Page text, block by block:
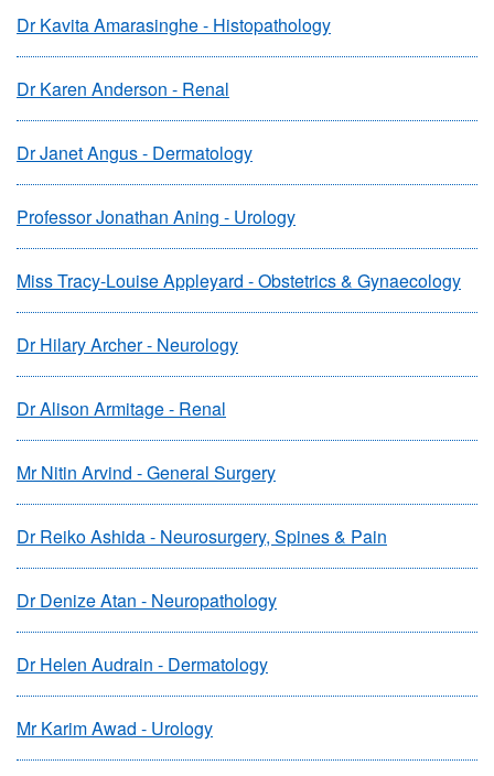
Dr Kavita Amarasinghe - Histopathology
Dr Karen Anderson - Renal
Dr Janet Angus - Dermatology
Professor Jonathan Aning - Urology
Miss Tracy-Louise Appleyard - Obstetrics & Gynaecology
Dr Hilary Archer - Neurology
Dr Alison Armitage - Renal
Mr Nitin Arvind - General Surgery
Dr Reiko Ashida - Neurosurgery, Spines & Pain
Dr Denize Atan - Neuropathology
Dr Helen Audrain - Dermatology
Mr Karim Awad - Urology